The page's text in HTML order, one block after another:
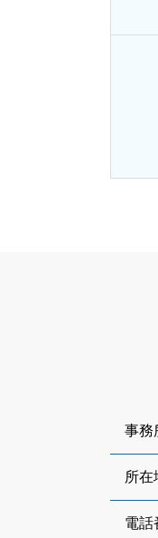
事務
所在
電話